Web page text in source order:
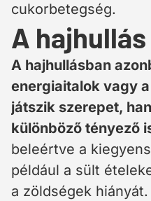
cukorbetegség.
A
A hajhullásban
energiaitalok vagy
játszik szerepet,
különböző tényező
beleértve a
például a sült
a zöldségek